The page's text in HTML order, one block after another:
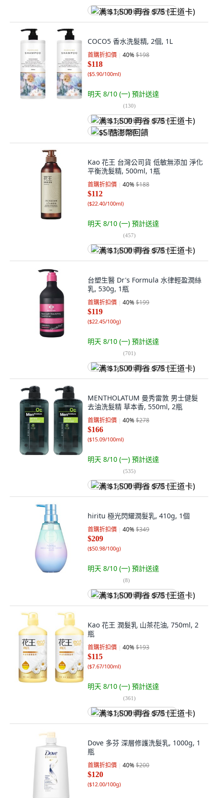
满 $1,500 再省 $75 (王道卡)
COCO5 香水洗髮精, 2個, 1L
首購折扣價 40%$198
$118
($5.90/100ml)
明天 8/10 (一) 預計送達
(130)
满 $1,500 再省 $75 (王道卡)
$5 酷澎幣回饋
Kao 花王 台灣公司貨 低敏無添加 淨化
平衡洗髮精, 500ml, 1瓶
首購折扣價 40%$188
$112
($22.40/100ml)
明天 8/10 (一) 預計送達
(457)
满 $1,500 再省 $75 (王道卡)
台塑生醫 Dr's Formula 水律輕盈潤絲
乳, 530g, 1瓶
首購折扣價 40%$199
$119
($22.45/100g)
明天 8/10 (一) 預計送達
(701)
满 $1,500 再省 $75 (王道卡)
MENTHOLATUM 曼秀雷敦 男士健髮
去油洗髮精 草本香, 550ml, 2瓶
首購折扣價 40%$278
$166
($15.09/100ml)
明天 8/10 (一) 預計送達
(535)
满 $1,500 再省 $75 (王道卡)
hiritu 極光閃耀潤髮乳, 410g, 1個
首購折扣價 40%$349
$209
($50.98/100g)
明天 8/10 (一) 預計送達
(8)
满 $1,500 再省 $75 (王道卡)
Kao 花王 潤髮乳 山茶花油, 750ml, 2
瓶
首購折扣價 40%$193
$115
($7.67/100ml)
明天 8/10 (一) 預計送達
(361)
满 $1,500 再省 $75 (王道卡)
Dove 多芬 深層修護洗髮乳, 1000g, 1
瓶
首購折扣價 40%$200
$120
($12.00/100g)